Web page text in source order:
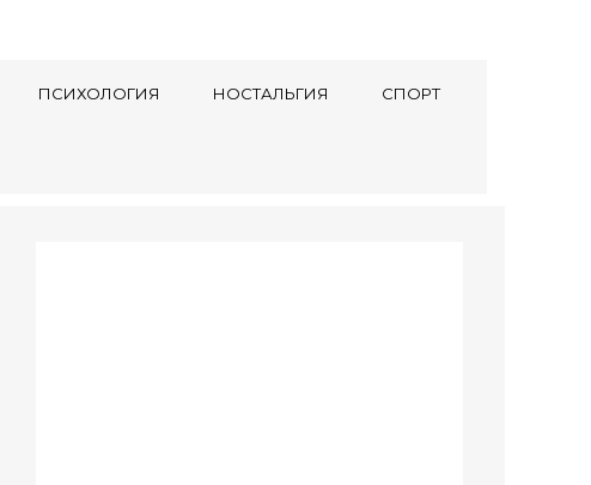
ПСИХОЛОГИЯ НОСТАЛЬГИЯ СПОРТ